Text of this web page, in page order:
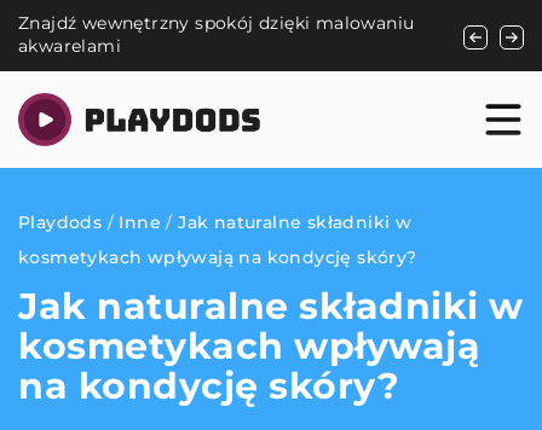
malowaniu
Jak wybrać odpowiedni toner do drukarki –
Playdods / Inne /Jak naturalne składniki w
kosmetykach wpływają na kondycję skóry?
Jak naturalne składniki w
kosmetykach wpływają
na kondycję skóry?